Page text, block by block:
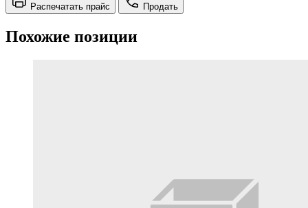
Распечатать прайс Продать
Похожие позиции